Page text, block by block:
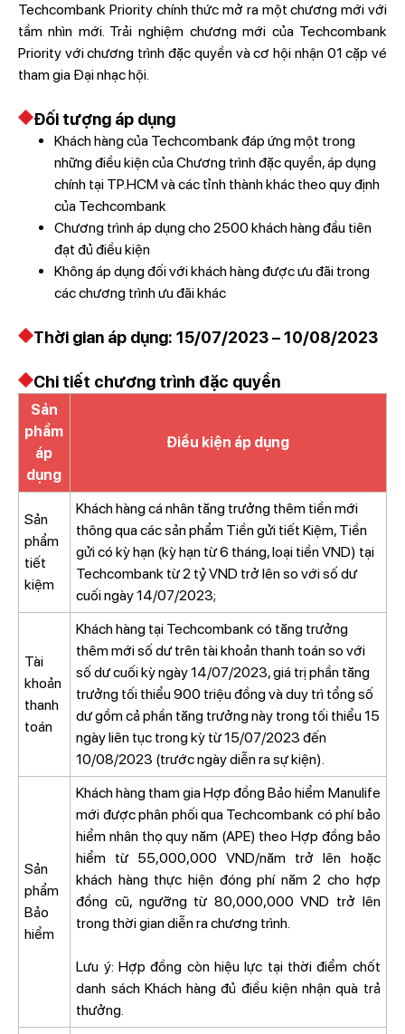
Techcombank Priority chính thức mở ra một chương mới với
tầm nhìn mới. Trải nghiệm chương mới của Techcombank
Priority với chương trình đặc quyền và cơ hội nhận 01 cặp vé
tham gia Đại nhạc hội.
Đối tượng áp dụng
Khách hàng của Techcombank đáp ứng một trong
những điều kiện của Chương trình đặc quyền, áp dụng
chính tại TP.HCM và các tỉnh thành khác theo quy định
của Techcombank
Chương trình áp dụng cho 2500 khách hàng đầu tiên
đạt đủ điều kiện
Không áp dụng đối với khách hàng được ưu đãi trong
các chương trình ưu đãi khác
Thời gian áp dụng: 15/07/2023 – 10/08/2023
Chi tiết chương trình đặc quyền
Sản
phẩm
áp
dụng
Điều kiện áp dụng
Sản
phẩm
tiết
kiệm
Khách hàng cá nhân tăng trưởng thêm tiền mới
thông qua các sản phẩm Tiền gửi tiết Kiệm, Tiền
gửi có kỳ hạn (kỳ hạn từ 6 tháng, loại tiền VND) tại
Techcombank từ 2 tỷ VND trở lên so với số dư
cuối ngày 14/07/2023;
Tài
khoản
thanh
toán
Khách hàng tại Techcombank có tăng trưởng
thêm mới số dư trên tài khoản thanh toán so với
số dư cuối kỳ ngày 14/07/2023, giá trị phần tăng
trưởng tối thiểu 900 triệu đồng và duy trì tổng số
dư gồm cả phần tăng trưởng này trong tối thiểu 15
ngày liên tục trong kỳ từ 15/07/2023 đến
10/08/2023 (trước ngày diễn ra sự kiện).
Sản
phẩm
Bảo
hiểm
Khách hàng tham gia Hợp đồng Bảo hiểm Manulife
mới được phân phối qua Techcombank có phí bảo
hiểm nhân thọ quy năm (APE) theo Hợp đồng bảo
hiểm từ 55,000,000 VND/năm trở lên hoặc
khách hàng thực hiện đóng phí năm 2 cho hợp
đồng cũ, ngưỡng từ 80,000,000 VND trở lên
trong thời gian diễn ra chương trình.
Lưu ý: Hợp đồng còn hiệu lực tại thời điểm chốt
danh sách Khách hàng đủ điều kiện nhận quà trả
thưởng.